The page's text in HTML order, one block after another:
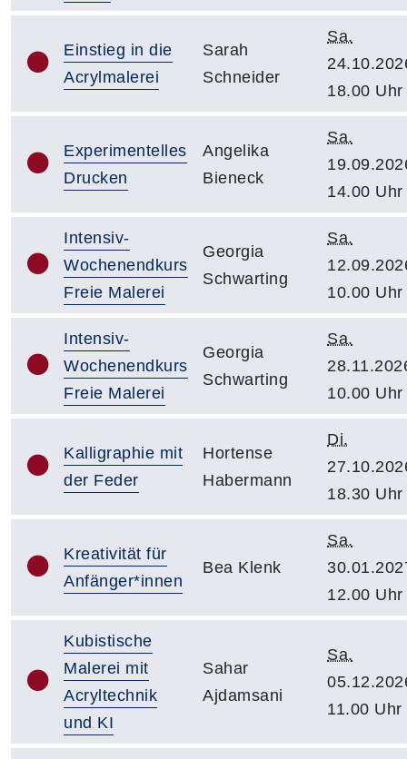
Einstieg in die
Acrylmalerei
Sarah
Schneider
Sa.
18.00 Uhr
Experimentelles
Drucken
Angelika
Bieneck
Sa.
14.00 Uhr
Intensiv-
Wochenendkurs
Freie Malerei
Georgia
Schwarting
Sa.
10.00 Uhr
Intensiv-
Wochenendkurs
Freie Malerei
Georgia
Schwarting
Sa.
10.00 Uhr
Kalligraphie mit
der Feder
Hortense
Habermann
Di.
18.30 Uhr
Kreativität für
Anfänger*innen
Bea Klenk
Sa.
12.00 Uhr
Kubistische
Malerei mit
Acryltechnik
und KI
Sahar
Ajdamsani
Sa.
11.00 Uhr